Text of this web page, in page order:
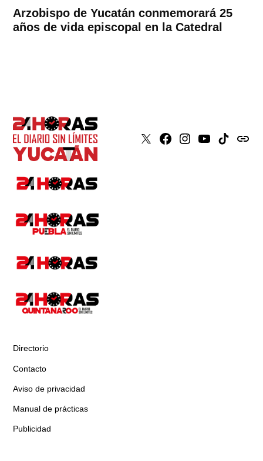
Arzobispo de Yucatán conmemorará 25
años de vida episcopal en la Catedral
X Faceboook
Instagram
YoutubeTiktokissuu
Directorio
Contacto
Aviso de privacidad
Manual de prácticas
Publicidad